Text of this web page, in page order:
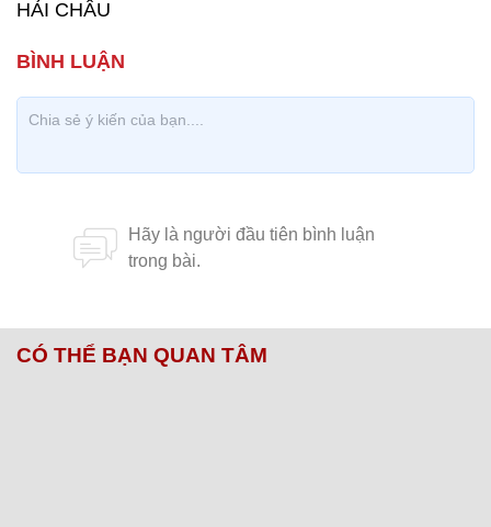
HẢI CHÂU
CÓ THỂ BẠN QUAN TÂM